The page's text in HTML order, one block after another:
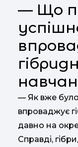
— Що
— Як вже
впроваджує
давно на
Справді,